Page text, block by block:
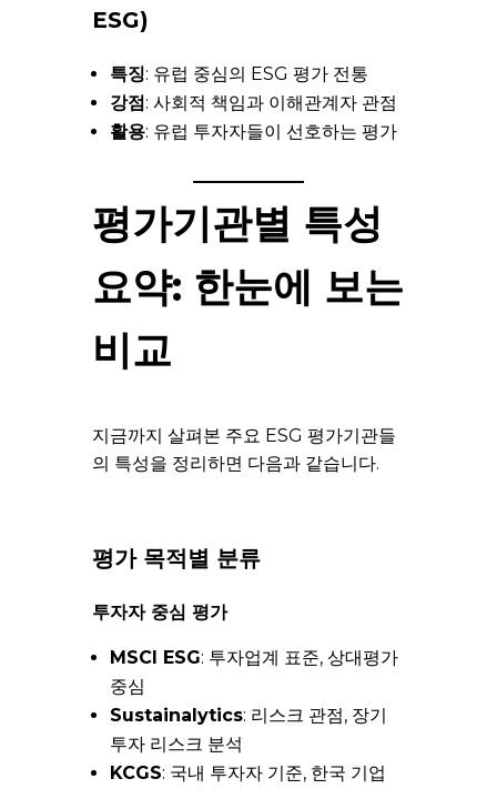
ESG)
특징: 유럽 중심의 ESG 평가 전통
강점: 사회적 책임과 이해관계자 관점
활용: 유럽 투자자들이 선호하는 평가
평가기관별 특성
요약: 한눈에 보는
비교
지금까지 살펴본 주요 ESG 평가기관들
의 특성을 정리하면 다음과 같습니다.
평가 목적별 분류
투자자 중심 평가
MSCI ESG: 투자업계 표준, 상대평가
중심
Sustainalytics: 리스크 관점, 장기
투자 리스크 분석
KCGS: 국내 투자자 기준, 한국 기업